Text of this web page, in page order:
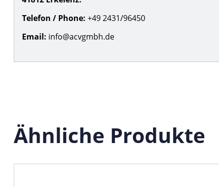
Telefon / Phone: +49 2431/96450
Email: info@acvgmbh.de
Ähnliche Produkte